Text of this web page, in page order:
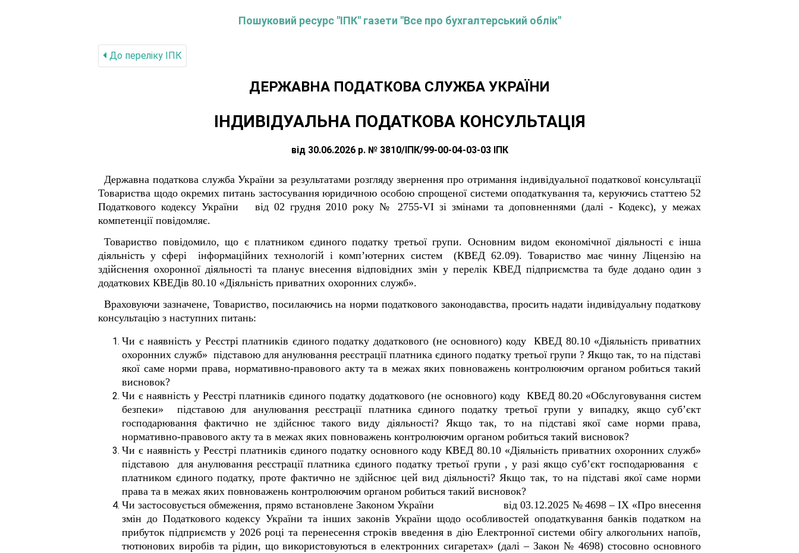
Пошуковий ресурс "ІПК" газети "Все про бухгалтерський облік"
До переліку IПК
ДЕРЖАВНА ПОДАТКОВА СЛУЖБА УКРАЇНИ
ІНДИВІДУАЛЬНА ПОДАТКОВА КОНСУЛЬТАЦІЯ
від 30.06.2026 р. № 3810/ІПК/99-00-04-03-03 ІПК
Державна податкова служба України за результатами розгляду звернення про отримання індивідуальної податкової консультації
Товариства щодо окремих питань застосування юридичною особою спрощеної системи оподаткування та, керуючись статтею 52
Податкового кодексу України від 02 грудня 2010 року № 2755-VI зі змінами та доповненнями (далі - Кодекс), у межах
компетенції повідомляє.
Товариство повідомило, що є платником єдиного податку третьої групи. Основним видом економічної діяльності є інша
діяльність у сфері інформаційних технологій і комп’ютерних систем (КВЕД 62.09). Товариство має чинну Ліцензію на
здійснення охоронної діяльності та планує внесення відповідних змін у перелік КВЕД підприємства та буде додано один з
додаткових КВЕДів 80.10 «Діяльність приватних охоронних служб».
Враховуючи зазначене, Товариство, посилаючись на норми податкового законодавства, просить надати індивідуальну податкову
консультацію з наступних питань:
Чи є наявність у Реєстрі платників єдиного податку додаткового (не основного) коду КВЕД 80.10 «Діяльність приватних
охоронних служб» підставою для анулювання реєстрації платника єдиного податку третьої групи ? Якщо так, то на підставі
якої саме норми права, нормативно-правового акту та в межах яких повноважень контролюючим органом робиться такий
висновок?
Чи є наявність у Реєстрі платників єдиного податку додаткового (не основного) коду КВЕД 80.20 «Обслуговування систем
безпеки» підставою для анулювання реєстрації платника єдиного податку третьої групи у випадку, якщо суб’єкт
господарювання фактично не здійснює такого виду діяльності? Якщо так, то на підставі якої саме норми права,
нормативно-правового акту та в межах яких повноважень контролюючим органом робиться такий висновок?
Чи є наявність у Реєстрі платників єдиного податку основного коду КВЕД 80.10 «Діяльність приватних охоронних служб»
підставою для анулювання реєстрації платника єдиного податку третьої групи , у разі якщо суб’єкт господарювання є
платником єдиного податку, проте фактично не здійснює цей вид діяльності? Якщо так, то на підставі якої саме норми
права та в межах яких повноважень контролюючим органом робиться такий висновок?
Чи застосовується обмеження, прямо встановленеЗаконом Українивід 03.12.2025 № 4698 – ІХ«Про внесення
змін до Податкового кодексу України та інших законів України щодо особливостей оподаткування банків податком на
прибуток підприємств у 2026 році та перенесення строків введення в дію Електронної системи обігу алкогольних напоїв,
тютюнових виробів та рідин, що використовуються в електронних сигаретах» (далі – Закон № 4698) стосовно основного